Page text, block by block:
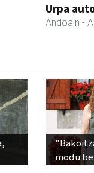
Urpa
Andoain -
modu